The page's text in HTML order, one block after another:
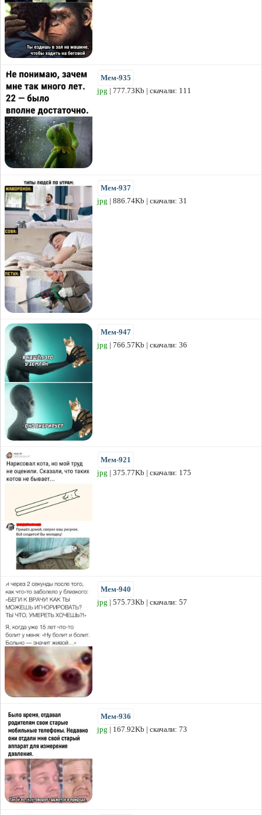
Мем-935
jpg | 777.73Kb | скачали: 111
Мем-937
jpg | 886.74Kb | скачали: 31
Мем-947
jpg | 766.57Kb | скачали: 36
Мем-921
jpg | 375.77Kb | скачали: 175
Мем-940
jpg | 575.73Kb | скачали: 57
Мем-936
jpg | 167.92Kb | скачали: 73